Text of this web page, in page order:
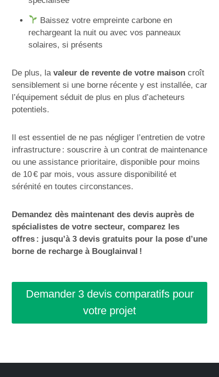
Baissez votre empreinte carbone en
rechargeant la nuit ou avec vos panneaux
solaires, si présents
De plus, la valeur de revente de votre maison croît
sensiblement si une borne récente y est installée, car
l’équipement séduit de plus en plus d’acheteurs
potentiels.
Il est essentiel de ne pas négliger l’entretien de votre
infrastructure : souscrire à un contrat de maintenance
ou une assistance prioritaire, disponible pour moins
de 10 € par mois, vous assure disponibilité et
sérénité en toutes circonstances.
Demandez dès maintenant des devis auprès de
spécialistes de votre secteur, comparez les
offres : jusqu’à 3 devis gratuits pour la pose d’une
borne de recharge à Bouglainval !
Demander 3 devis comparatifs pour
votre projet